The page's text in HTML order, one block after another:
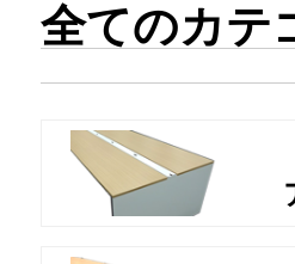
全てのカテ